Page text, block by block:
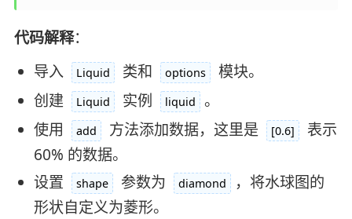
代码解释：
导入
Liquid 类和 options
模块。
创建
Liquid 实例 liquid
。
使用
add 方法添加数据，这里是 [0.6]
表示
60% 的数据。
设置
shape 参数为 diamond
，将水球图的
形状自定义为菱形。